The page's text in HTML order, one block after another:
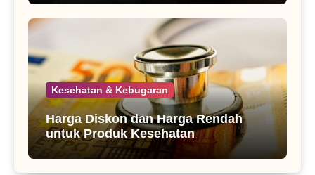
Kesehatan & Kebugaran
Harga Diskon dan Harga Rendah
untuk Produk Kesehatan